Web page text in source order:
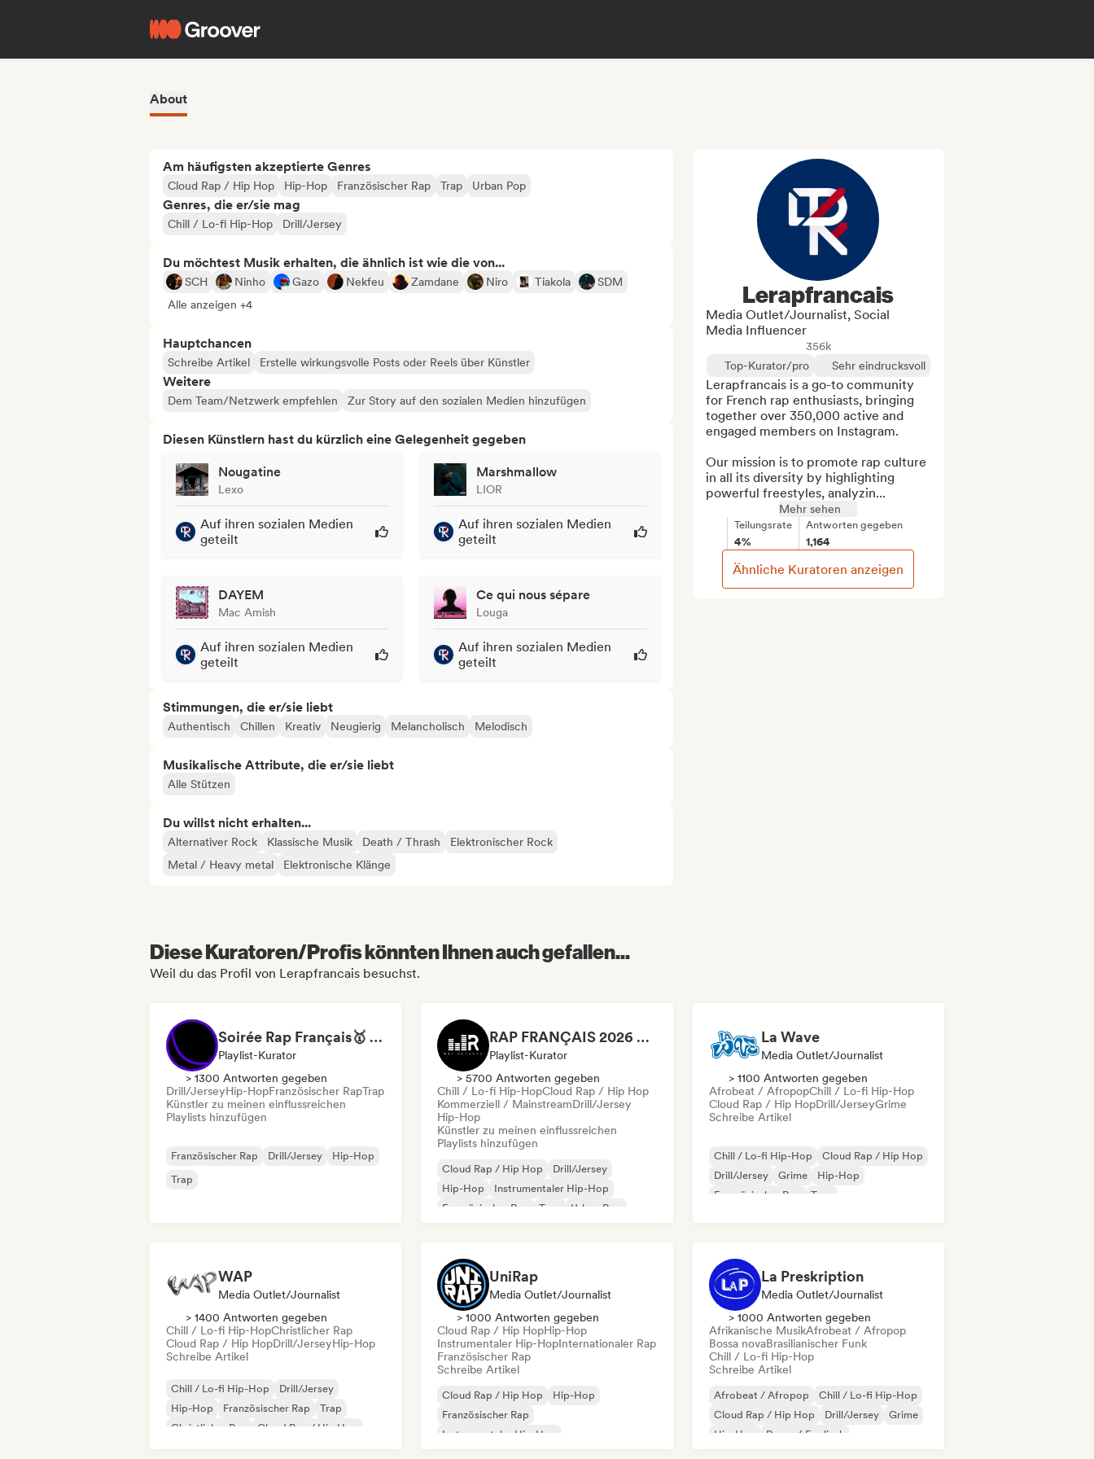
About
Am häufigsten akzeptierte Genres
Cloud Rap / Hip Hop Hip-Hop Französischer Rap Trap Urban Pop
Genres, die er/sie mag
Chill / Lo-fi Hip-Hop Drill/Jersey
Du möchtest Musik erhalten, die ähnlich ist wie die von...
SCH Ninho Gazo Nekfeu Zamdane Niro Tiakola
SDM
Alle anzeigen +4
Hauptchancen
Schreibe Artikel Erstelle wirkungsvolle Posts oder Reels über Künstler
Weitere
Dem Team/Netzwerk empfehlen Zur Story auf den sozialen Medien hinzufügen
Diesen Künstlern hast du kürzlich eine Gelegenheit gegeben
Nougatine
Lexo
Auf ihren sozialen Medien
geteilt
Marshmallow
LIOR
Auf ihren sozialen Medien
geteilt
DAYEM
Mac Amish
Auf ihren sozialen Medien
geteilt
Ce qui nous sépare
Louga
Auf ihren sozialen Medien
geteilt
Stimmungen, die er/sie liebt
Authentisch Chillen Kreativ Neugierig Melancholisch Melodisch
Musikalische Attribute, die er/sie liebt
Alle Stützen
Du willst nicht erhalten...
Alternativer Rock Klassische Musik Death / Thrash
Elektronischer Rock
Metal / Heavy metal
Elektronische Klänge
Lerapfrancais
Media Outlet/Journalist, Social
Media Influencer
356k
Top-Kurator/pro
Sehr eindrucksvoll
Lerapfrancais is a go-to community
for French rap enthusiasts, bringing
together over 350,000 active and
engaged members on Instagram.
Our mission is to promote rap culture
in all its diversity by highlighting
powerful freestyles, analyzin...
Mehr sehen
Teilungsrate
4%
Antworten gegeben
1,164
Ähnliche Kuratoren anzeigen
Diese Kuratoren/Profis könnten Ihnen auch gefallen...
Weil du das Profil von Lerapfrancais besuchst.
Soirée Rap Français🥇 by 12LUNES
Playlist-Kurator
> 1300 Antworten gegeben
Drill/JerseyHip-HopFranzösischer RapTrap
Künstler zu meinen einflussreichen
Playlists hinzufügen
Französischer Rap Drill/Jersey
Hip-Hop
Trap
RAP FRANÇAIS 2026 🔥🇫🇷 (Way Records)
Playlist-Kurator
> 5700 Antworten gegeben
Chill / Lo-fi Hip-HopCloud Rap / Hip Hop
Kommerziell / MainstreamDrill/Jersey
Hip-Hop
Künstler zu meinen einflussreichen
Playlists hinzufügen
Cloud Rap / Hip Hop
Drill/Jersey
Hip-Hop
Instrumentaler Hip-Hop
Französischer Rap
Trap
Urban Pop
La Wave
Media Outlet/Journalist
> 1100 Antworten gegeben
Afrobeat / AfropopChill / Lo-fi Hip-Hop
Cloud Rap / Hip HopDrill/JerseyGrime
Schreibe Artikel
Chill / Lo-fi Hip-Hop
Cloud Rap / Hip Hop
Drill/Jersey
Grime
Hip-Hop
Französischer Rap
Trap
WAP
Media Outlet/Journalist
> 1400 Antworten gegeben
Chill / Lo-fi Hip-HopChristlicher Rap
Cloud Rap / Hip HopDrill/JerseyHip-Hop
Schreibe Artikel
Chill / Lo-fi Hip-Hop
Drill/Jersey
Hip-Hop
Französischer Rap
Trap
Christlicher Rap
Cloud Rap / Hip Hop
UniRap
Media Outlet/Journalist
> 1000 Antworten gegeben
Cloud Rap / Hip HopHip-Hop
Instrumentaler Hip-HopInternationaler Rap
Französischer Rap
Schreibe Artikel
Cloud Rap / Hip Hop
Hip-Hop
Französischer Rap
Instrumentaler Hip-Hop
La Preskription
Media Outlet/Journalist
> 1000 Antworten gegeben
Afrikanische MusikAfrobeat / Afropop
Bossa novaBrasilianischer Funk
Chill / Lo-fi Hip-Hop
Schreibe Artikel
Afrobeat / Afropop
Chill / Lo-fi Hip-Hop
Cloud Rap / Hip Hop
Drill/Jersey
Grime
Hip-Hop
Rap auf Englisch